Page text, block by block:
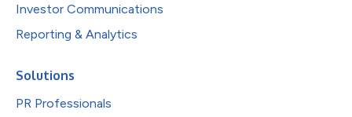
Investor Communications
Reporting & Analytics
Solutions
PR Professionals